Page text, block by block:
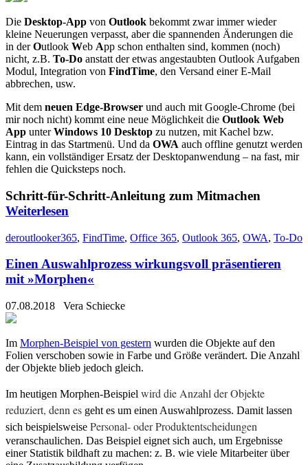
Die Desktop-App von Outlook bekommt zwar immer wieder
kleine Neuerungen verpasst, aber die spannenden Änderungen die
in derOutlook Web App schon enthalten sind, kommen (noch)
nicht, z.B. To-Do anstatt der etwas angestaubten Outlook Aufgaben
Modul, Integration von FindTime, den Versand einer E-Mail
abbrechen, usw.
Mit dem neuen Edge-Browser und auch mit Google-Chrome (bei
mir noch nicht) kommt eine neue Möglichkeit die Outlook Web
App unterWindows 10 Desktop zu nutzen, mit Kachel bzw.
Eintrag in das Startmenü. Und da OWA auch offline genutzt werden
kann, ein vollständiger Ersatz der Desktopanwendung – na fast, mir
fehlen die Quicksteps noch.
Schritt-für-Schritt-Anleitung zum Mitmachen
Weiterlesen
deroutlooker365, FindTime, Office 365, Outlook 365, OWA, To-Do
Einen Auswahlprozess wirkungsvoll präsentieren
mit »Morphen«
07.08.2018 Vera Schiecke
Im Morphen-Beispiel von gestern wurden die Objekte auf den
Folien verschoben sowie in Farbe und Größe verändert. Die Anzahl
der Objekte blieb jedoch gleich.
Im heutigen Morphen-Beispiel wird die Anzahl der Objekte
reduziert, denn es geht es um einen Auswahlprozess. Damit lassen
sich beispielsweise Personal- oder Produktentscheidungen
veranschaulichen. Das Beispiel eignet sich auch, um Ergebnisse
einer Statistik bildhaft zu machen: z. B. wie viele Mitarbeiter über